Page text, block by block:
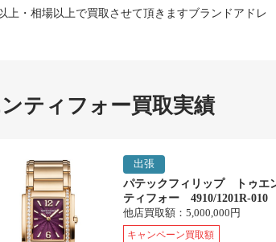
上・相場以上で買取させて頂きますブランドアドレ
ティフォー買取実績
出張
パテックフィリップ トゥエ
ティフォー 4910/1201R-010
他店買取額： 5,000,000円
キャンペーン買取額